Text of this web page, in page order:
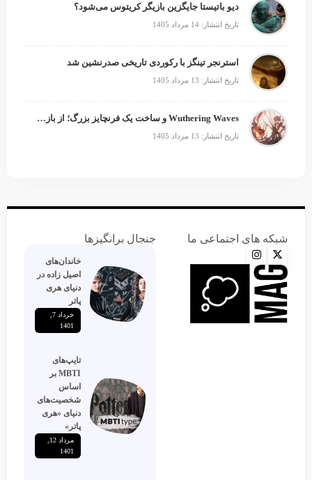
دیو باتیستا جایگزین بازیگر کریتوس می‌شود؟
تاریخ انتشار: 14 مرداد 1405
استرنجر تینگز با رکوردی تاریخی صدرنشین شد
تاریخ انتشار: 13 مرداد 1405
Wuthering Waves و ساخت یک فرنچایز بزرگ؛ از بازی تا انیمه
تاریخ انتشار: 13 مرداد 1405
شبکه های اجتماعی ما جنجال برانگیزها
خاندان‌های
اصیل زاده‌ در
دنیای هری
پاتر
1401
تایپ‌های
MBTI بر
اساس
شخصیت‌های
دنیای «هری
پاتر»
1401